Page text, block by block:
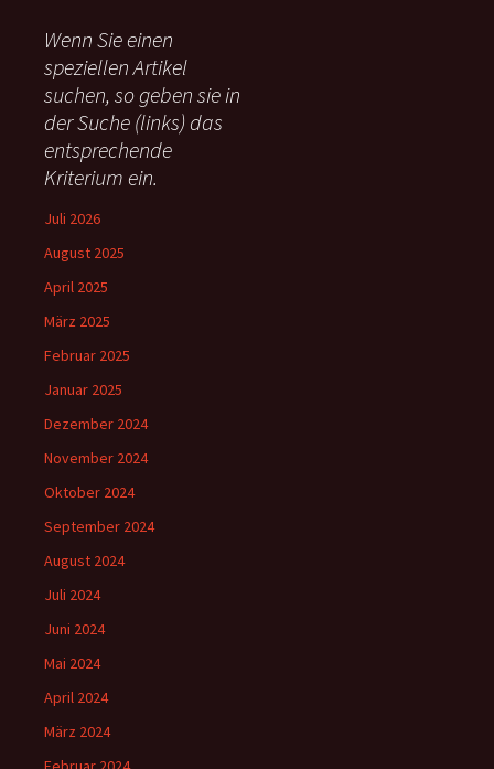
n
n
a
c
:
Wenn Sie einen
speziellen Artikel
suchen, so geben sie in
der Suche (links) das
entsprechende
Kriterium ein.
Juli 2026
August 2025
April 2025
März 2025
Februar 2025
Januar 2025
Dezember 2024
November 2024
Oktober 2024
September 2024
August 2024
Juli 2024
Juni 2024
Mai 2024
April 2024
März 2024